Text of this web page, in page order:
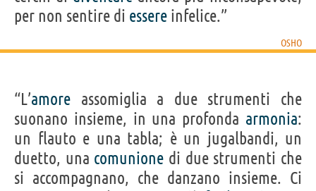
per non sentire di essere infelice.”
OSHO
“L’amore assomiglia a due strumenti che
suonano insieme, in una profonda armonia:
un flauto e una tabla; è un jugalbandi, un
duetto, una comunione di due strumenti che
si accompagnano, che danzano insieme. Ci